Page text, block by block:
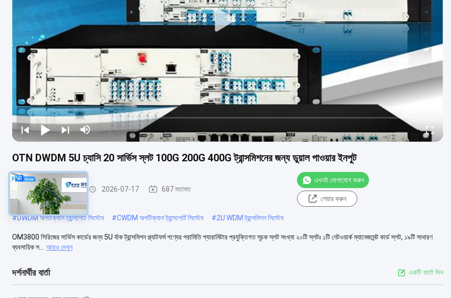
OTN DWDM 5U চ্যাসি 20 সার্ভিস স্লট 100G 200G 400G ট্রান্সমিশনের জন্য ডুয়াল পাওয়ার ইনপুট
WDM ট্রান্সমিশন সিস্টেম 2026-07-17 687 মতামত
এখনই যোগাযোগ করুন
শেয়ার করুন
#DWDM অপটিক্যাল ট্রান্সপোর্ট সিস্টেম #CWDM অপটিক্যাল ট্রান্সপোর্ট সিস্টেম #2U WDM ট্রান্সমিশন সিস্টেম
OM3800 সিরিজের সার্ভিস কার্ডের জন্য 5U র্যাক ট্রান্সমিশন প্ল্যাটফর্ম পণ্যের পরামিতি প্যারামিটার প্রযুক্তিগত সূচক স্লট সংখ্যা ২০টি স্লটঃ ১টি নেটওয়ার্ক ম্যানেজমেন্ট কার্ড স্লট, ১৯টি সাধারণ
ব্যবসায়িক স...
আরও দেখুন
দর্শনার্থীর বার্তা একটি বার্তা দিন